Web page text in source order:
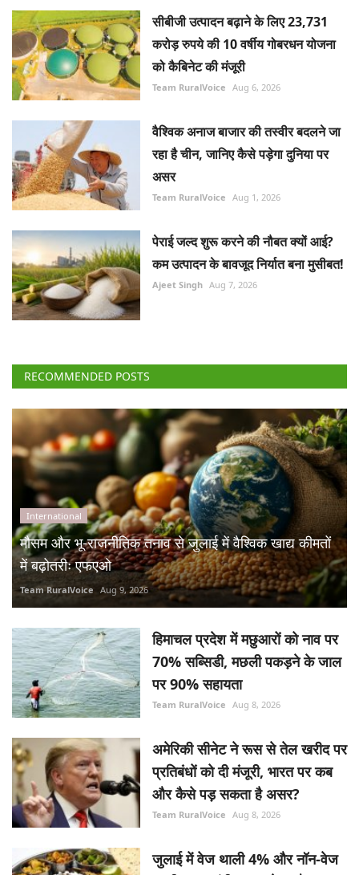
सीबीजी उत्पादन बढ़ाने के लिए 23,731
करोड़ रुपये की 10 वर्षीय गोबरधन योजना
को कैबिनेट की मंजूरी
Team RuralVoice Aug 6, 2026
वैश्विक अनाज बाजार की तस्वीर बदलने जा
रहा है चीन, जानिए कैसे पड़ेगा दुनिया पर
असर
Team RuralVoice Aug 1, 2026
पेराई जल्द शुरू करने की नौबत क्यों आई?
कम उत्पादन के बावजूद निर्यात बना मुसीबत!
Ajeet Singh Aug 7, 2026
RECOMMENDED POSTS
International
मौसम और भू-राजनीतिक तनाव से जुलाई में वैश्विक खाद्य कीमतों
में बढ़ोतरीः एफएओ
Team RuralVoice Aug 9, 2026
हिमाचल प्रदेश में मछुआरों को नाव पर
70% सब्सिडी, मछली पकड़ने के जाल
पर 90% सहायता
Team RuralVoice Aug 8, 2026
अमेरिकी सीनेट ने रूस से तेल खरीद पर
प्रतिबंधों को दी मंजूरी, भारत पर कब
और कैसे पड़ सकता है असर?
Team RuralVoice Aug 8, 2026
जुलाई में वेज थाली 4% और नॉन-वेज